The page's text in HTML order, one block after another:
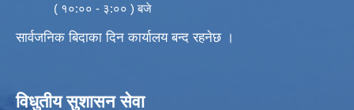
( १०:०० - ३:०० ) बजे
सार्वजनिक बिदाका दिन कार्यालय बन्द रहनेछ ।
विधुतीय सुशासन सेवा